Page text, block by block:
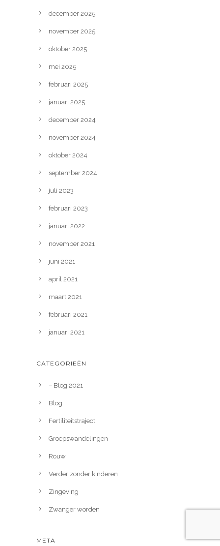
december 2025
november 2025
oktober 2025
mei 2025
februari 2025
januari 2025
december 2024
november 2024
oktober 2024
september 2024
juli 2023
februari 2023
januari 2022
november 2021
juni 2021
april 2021
maart 2021
februari 2021
januari 2021
CATEGORIEËN
– Blog 2021
Blog
Fertiliteitstraject
Groepswandelingen
Rouw
Verder zonder kinderen
Zingeving
Zwanger worden
META